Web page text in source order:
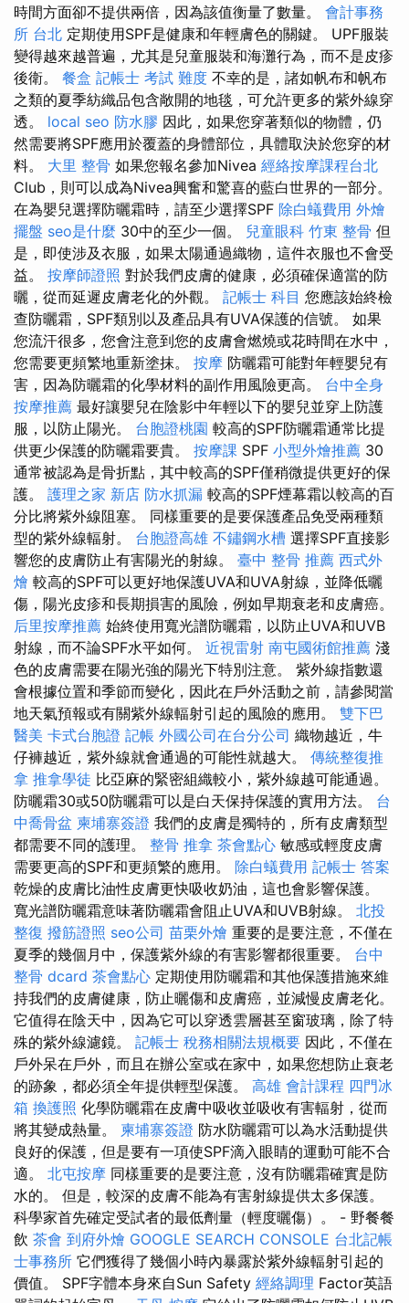
時間方面卻不提供兩倍，因為該值衡量了數量。 會計事務
所 台北 定期使用SPF是健康和年輕膚色的關鍵。 UPF服裝
變得越來越普遍，尤其是兒童服裝和海灘行為，而不是皮疹
後衛。 餐盒 記帳士 考試 難度 不幸的是，諸如帆布和帆布
之類的夏季紡織品包含敞開的地毯，可允許更多的紫外線穿
透。 local seo 防水膠 因此，如果您穿著類似的物體，仍
然需要將SPF應用於覆蓋的身體部位，具體取決於您穿的材
料。 大里 整骨 如果您報名參加Nivea 經絡按摩課程台北
Club，則可以成為Nivea興奮和驚喜的藍白世界的一部分。
在為嬰兒選擇防曬霜時，請至少選擇SPF 除白蟻費用 外燴
擺盤 seo是什麼 30中的至少一個。 兒童眼科 竹東 整骨 但
是，即使涉及衣服，如果太陽通過織物，這件衣服也不會受
益。 按摩師證照 對於我們皮膚的健康，必須確保適當的防
曬，從而延遲皮膚老化的外觀。 記帳士 科目 您應該始終檢
查防曬霜，SPF類別以及產品具有UVA保護的信號。 如果
您流汗很多，您會注意到您的皮膚會燃燒或花時間在水中，
您需要更頻繁地重新塗抹。 按摩 防曬霜可能對年輕嬰兒有
害，因為防曬霜的化學材料的副作用風險更高。 台中全身
按摩推薦 最好讓嬰兒在陰影中年輕以下的嬰兒並穿上防護
服，以防止陽光。 台胞證桃園 較高的SPF防曬霜通常比提
供更少保護的防曬霜要貴。 按摩課 SPF 小型外燴推薦 30
通常被認為是骨折點，其中較高的SPF僅稍微提供更好的保
護。 護理之家 新店 防水抓漏 較高的SPF煙幕霜以較高的百
分比將紫外線阻塞。 同樣重要的是要保護產品免受兩種類
型的紫外線輻射。 台胞證高雄 不鏽鋼水槽 選擇SPF直接影
響您的皮膚防止有害陽光的射線。 臺中 整骨 推薦 西式外
燴 較高的SPF可以更好地保護UVA和UVA射線，並降低曬
傷，陽光皮疹和長期損害的風險，例如早期衰老和皮膚癌。
后里按摩推薦 始終使用寬光譜防曬霜，以防止UVA和UVB
射線，而不論SPF水平如何。 近視雷射 南屯國術館推薦 淺
色的皮膚需要在陽光強的陽光下特別注意。 紫外線指數還
會根據位置和季節而變化，因此在戶外活動之前，請參閱當
地天氣預報或有關紫外線輻射引起的風險的應用。 雙下巴
醫美 卡式台胞證 記帳 外國公司在台分公司 織物越近，牛
仔褲越近，紫外線就會通過的可能性就越大。 傳統整復推
拿 推拿學徒 比亞麻的緊密組織較小，紫外線越可能通過。
防曬霜30或50防曬霜可以是白天保持保護的實用方法。 台
中喬骨盆 柬埔寨簽證 我們的皮膚是獨特的，所有皮膚類型
都需要不同的護理。 整骨 推拿 茶會點心 敏感或輕度皮膚
需要更高的SPF和更頻繁的應用。 除白蟻費用 記帳士 答案
乾燥的皮膚比油性皮膚更快吸收奶油，這也會影響保護。
寬光譜防曬霜意味著防曬霜會阻止UVA和UVB射線。 北投
整復 撥筋證照 seo公司 苗栗外燴 重要的是要注意，不僅在
夏季的幾個月中，保護紫外線的有害影響都很重要。 台中
整骨 dcard 茶會點心 定期使用防曬霜和其他保護措施來維
持我們的皮膚健康，防止曬傷和皮膚癌，並減慢皮膚老化。
它值得在陰天中，因為它可以穿透雲層甚至窗玻璃，除了特
殊的紫外線濾鏡。 記帳士 稅務相關法規概要 因此，不僅在
戶外呆在戶外，而且在辦公室或在家中，如果您想防止衰老
的跡象，都必須全年提供輕型保護。 高雄 會計課程 四門冰
箱 換護照 化學防曬霜在皮膚中吸收並吸收有害輻射，從而
將其變成熱量。 柬埔寨簽證 防水防曬霜可以為水活動提供
良好的保護，但是要有一項使SPF滴入眼睛的運動可能不合
適。 北屯按摩 同樣重要的是要注意，沒有防曬霜確實是防
水的。 但是，較深的皮膚不能為有害射線提供太多保護。
科學家首先確定受試者的最低劑量（輕度曬傷）。 - 野餐餐
飲 茶會 到府外燴 GOOGLE SEARCH CONSOLE 台北記帳
士事務所 它們獲得了幾個小時內暴露於紫外線輻射引起的
價值。 SPF字體本身來自Sun Safety 經絡調理 Factor英語